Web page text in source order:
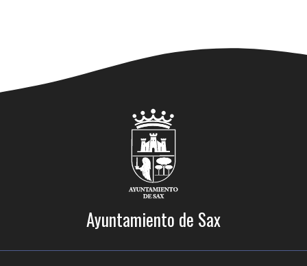
Ayuntamiento de Sax